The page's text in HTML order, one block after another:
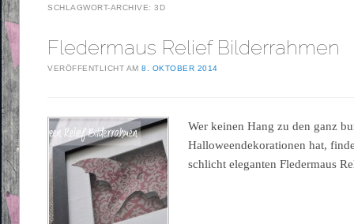
SCHLAGWORT-ARCHIVE:3D
Fledermaus Relief Bilderrahmen
VERÖFFENTLICHT AM8. OKTOBER 2014
Wer keinen Hang zu den ganz
Halloweendekorationen hat,
schlicht eleganten Fledermaus